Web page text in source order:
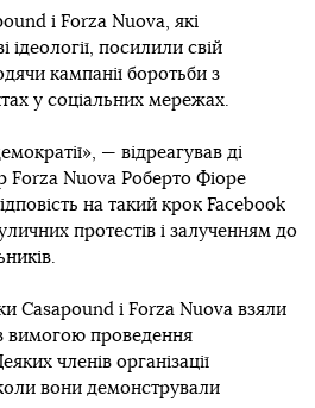
і Forza Nuova, які
ідеології, посилили свій
кампанії боротьби з
у соціальних мережах.
— відреагував ді
Forza Nuova Роберто Фіоре
на такий крок Facebook
протестів і залученням до
Casapound і Forza Nuova взяли
з вимогою проведення
членів організації
вони демонстрували